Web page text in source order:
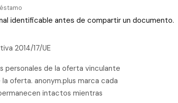
identificable antes de compartir un documento.
2014/17/UE
personales de la oferta vinculante
oferta. anonym.plus marca cada
intactos mientras